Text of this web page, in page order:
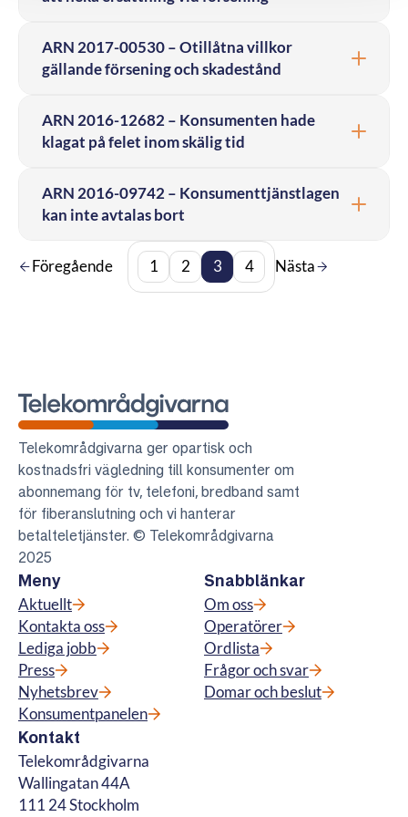
ARN 2017-00530 – Otillåtna villkor
gällande försening och skadestånd
ARN 2016-12682 – Konsumenten hade
klagat på felet inom skälig tid
ARN 2016-09742 – Konsumenttjänstlagen
kan inte avtalas bort
Föregående 1 2 3 4 Nästa
Telekområdgivarna
Telekområdgivarna ger opartisk och
kostnadsfri vägledning till konsumenter om
abonnemang för tv, telefoni, bredband samt
för fiberanslutning och vi hanterar
betalteletjänster. © Telekområdgivarna
2025
Meny
Aktuellt
Kontakta oss
Lediga jobb
Press
Nyhetsbrev
Konsumentpanelen
Snabblänkar
Om oss
Operatörer
Ordlista
Frågor och svar
Domar och beslut
Kontakt
Telekområdgivarna
Wallingatan 44A
111 24 Stockholm